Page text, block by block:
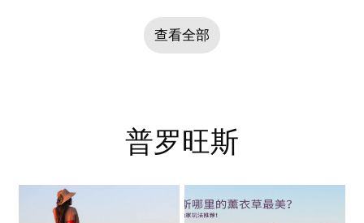
查看全部
普罗旺斯